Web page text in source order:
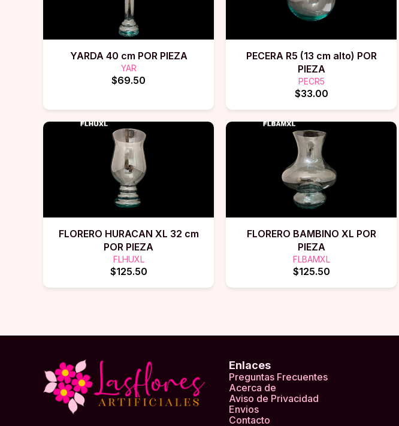
YARDA 40 cm POR PIEZA
YAR
$69.50
PECERA R5 (13 cm alto) POR
PIEZA
PECR5
$33.00
FLORERO HURACAN XL 32 cm
POR PIEZA
FLHUXL
$125.50
FLORERO BAMBINO XL POR
PIEZA
FLBAMXL
$125.50
Enlaces
Preguntas Frecuentes
Acerca de
Aviso de Privacidad
Envios
Contacto